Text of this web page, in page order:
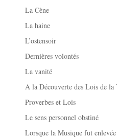
La Cène
La haine
L’ostensoir
Dernières volontés
La vanité
A la Découverte des Lois de la
Proverbes et Lois
Le sens personnel obstiné
Lorsque la Musique fut